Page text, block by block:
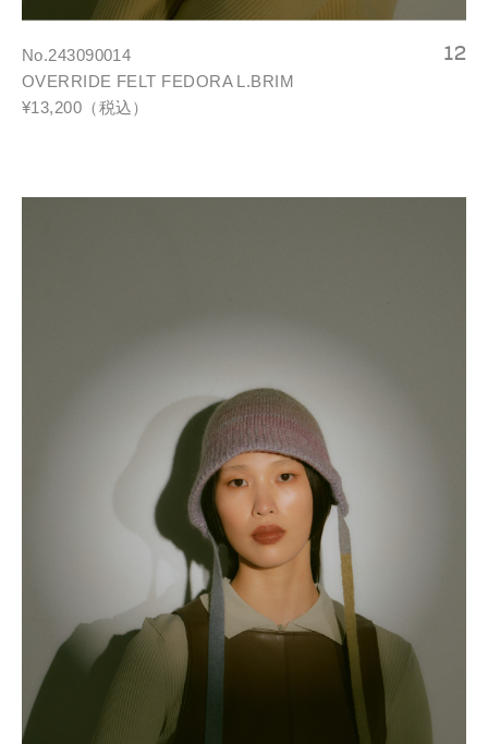
No.243090014
OVERRIDE FELT FEDORA L.BRIM
¥13,200（税込）